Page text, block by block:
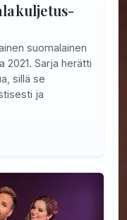
suomalainen
2021. Sarja herätti
sillä se
ja